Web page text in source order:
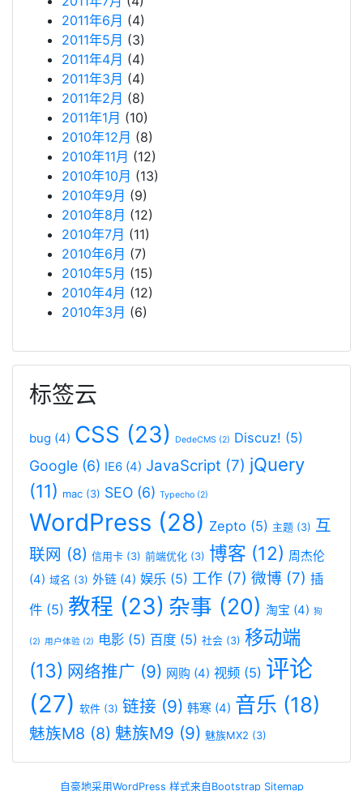
2011年6月 (4)
2011年5月 (3)
2011年4月 (4)
2011年3月 (4)
2011年2月 (8)
2011年1月 (10)
2010年12月 (8)
2010年11月 (12)
2010年10月 (13)
2010年9月 (9)
2010年8月 (12)
2010年7月 (11)
2010年6月 (7)
2010年5月 (15)
2010年4月 (12)
2010年3月 (6)
标签云
bug (4) CSS (23) DedeCMS (2) Discuz! (5)
Google (6) IE6 (4) JavaScript (7) jQuery
(11) mac (3) SEO (6) Typecho (2)
WordPress (28) Zepto (5) 主题 (3) 互
联网 (8) 信用卡 (3) 前端优化 (3) 博客 (12) 周杰伦
(4) 域名 (3) 外链 (4) 娱乐 (5) 工作 (7) 微博 (7) 插
件 (5) 教程 (23) 杂事 (20) 淘宝 (4) 狗
(2) 用户体验 (2) 电影 (5) 百度 (5) 社会 (3) 移动端
(13) 网络推广 (9) 网购 (4) 视频 (5) 评论
(27) 软件 (3) 链接 (9) 韩寒 (4) 音乐 (18)
魅族M8 (8) 魅族M9 (9) 魅族MX2 (3)
自豪地采用WordPress 样式来自Bootstrap Sitemap